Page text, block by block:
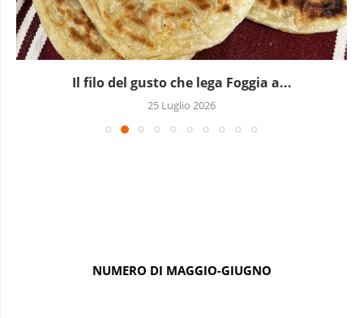
Il filo del gusto che lega Foggia a...
25 Luglio 2026
NUMERO DI MAGGIO-GIUGNO